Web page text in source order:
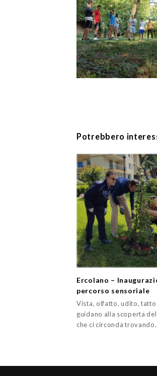
Potrebbero
Ercolano –
percorso sensoriale
Vista, olfatto, udito, tatto
guidano alla scoperta
che ci circonda